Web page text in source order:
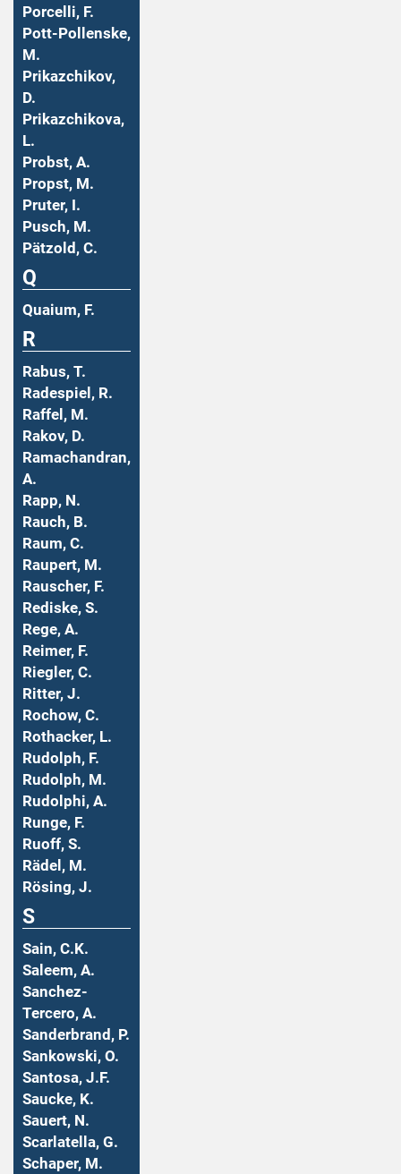
Porcelli, F.
Pott-Pollenske,
M.
Prikazchikov,
D.
Prikazchikova,
L.
Probst, A.
Propst, M.
Pruter, I.
Pusch, M.
Pätzold, C.
Q
Quaium, F.
R
Rabus, T.
Radespiel, R.
Raffel, M.
Rakov, D.
Ramachandran,
A.
Rapp, N.
Rauch, B.
Raum, C.
Raupert, M.
Rauscher, F.
Rediske, S.
Rege, A.
Reimer, F.
Riegler, C.
Ritter, J.
Rochow, C.
Rothacker, L.
Rudolph, F.
Rudolph, M.
Rudolphi, A.
Runge, F.
Ruoff, S.
Rädel, M.
Rösing, J.
S
Sain, C.K.
Saleem, A.
Sanchez-
Tercero, A.
Sanderbrand, P.
Sankowski, O.
Santosa, J.F.
Saucke, K.
Sauert, N.
Scarlatella, G.
Schaper, M.